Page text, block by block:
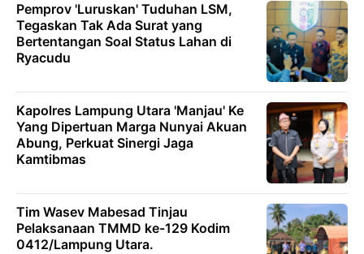
Pemprov 'Luruskan' Tuduhan LSM,
Tegaskan Tak Ada Surat yang
Bertentangan Soal Status Lahan di
Ryacudu
Kapolres Lampung Utara 'Manjau' Ke
Yang Dipertuan Marga Nunyai Akuan
Abung, Perkuat Sinergi Jaga
Kamtibmas
Tim Wasev Mabesad Tinjau
Pelaksanaan TMMD ke-129 Kodim
0412/Lampung Utara.